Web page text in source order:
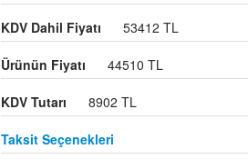
KDV Dahil Fiyatı 53412 TL
Ürünün Fiyatı 44510 TL
KDV Tutarı 8902 TL
Taksit Seçenekleri